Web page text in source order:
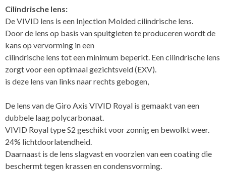
Cilindrische lens:
De VIVID lens is een Injection Molded cilindrische lens.
Door de lens op basis van spuitgieten te produceren wordt de
kans op vervorming in een
cilindrische lens tot een minimum beperkt. Een cilindrische lens
zorgt voor een optimaal gezichtsveld (EXV).
is deze lens van links naar rechts gebogen,
De lens van de Giro Axis VIVID Royal is gemaakt van een
dubbele laag polycarbonaat.
VIVID Royal type S2 geschikt voor zonnig en bewolkt weer.
24% lichtdoorlatendheid.
Daarnaast is de lens slagvast en voorzien van een coating die
beschermt tegen krassen en condensvorming.